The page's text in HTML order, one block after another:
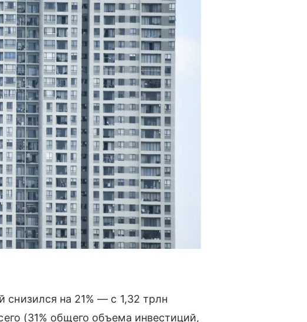
на 21% — с 1,32 трлн
(31% общего объема инвестиций,